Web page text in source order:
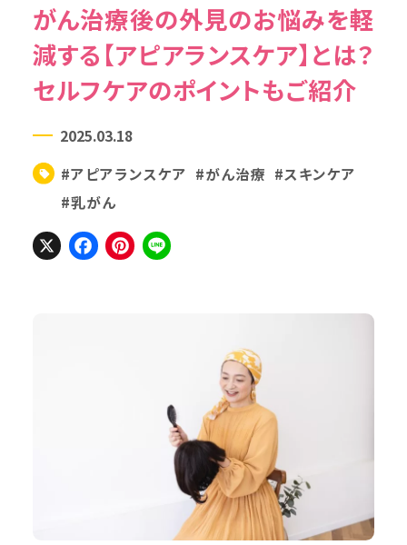
がん治療後の外見のお悩みを軽
減する【アピアランスケア】とは？
セルフケアのポイントもご紹介
2025.03.18
#アピアランスケア #がん治療 #スキンケア
#乳がん
X Facebook
Pinterest